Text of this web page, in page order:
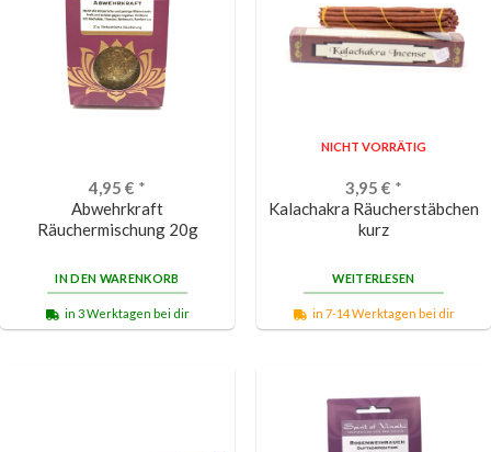
4,95 € *
Abwehrkraft
Räuchermischung 20g
IN DEN WARENKORB
in 3 Werktagen bei dir
NICHT VORRÄTIG
3,95 € *
Kalachakra Räucherstäbchen
kurz
WEITERLESEN
in 7-14 Werktagen bei dir